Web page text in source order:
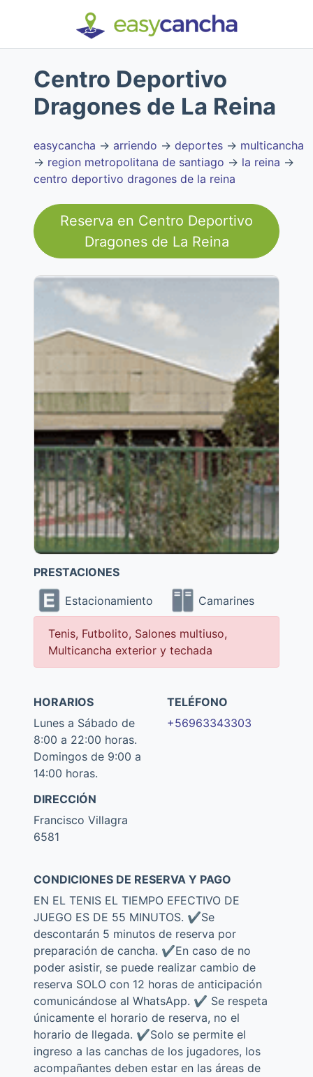
Centro Deportivo
Dragones de La Reina
easycancha → arriendo → deportes → multicancha
→ region metropolitana de santiago → la reina →
centro deportivo dragones de la reina
Reserva en Centro Deportivo
Dragones de La Reina
PRESTACIONES
Estacionamiento Camarines
Tenis, Futbolito, Salones multiuso,
Multicancha exterior y techada
HORARIOS
Lunes a Sábado de
8:00 a 22:00 horas.
Domingos de 9:00 a
14:00 horas.
TELÉFONO
+56963343303
DIRECCIÓN
Francisco Villagra
6581
CONDICIONES DE RESERVA Y PAGO
EN EL TENIS EL TIEMPO EFECTIVO DE
JUEGO ES DE 55 MINUTOS. ✔️Se
descontarán 5 minutos de reserva por
preparación de cancha. ✔️En caso de no
poder asistir, se puede realizar cambio de
reserva SOLO con 12 horas de anticipación
comunicándose al WhatsApp. ✔️ Se respeta
únicamente el horario de reserva, no el
horario de llegada. ✔️Solo se permite el
ingreso a las canchas de los jugadores, los
acompañantes deben estar en las áreas de